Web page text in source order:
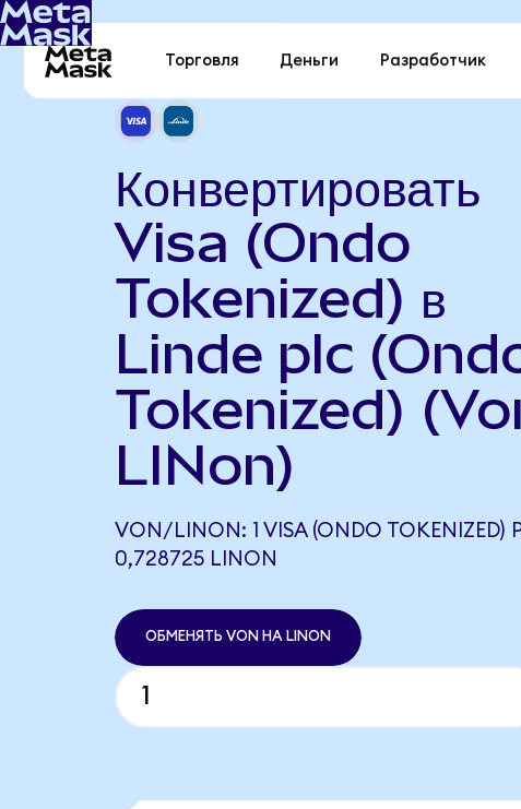
Торговля Деньги Разработчик
Конвертировать
Visa (Ondo
Tokenized) в
Linde plc
Tokenized)
LINon)
VON/LINON: 1 VISA (ONDO
0,728725 LINON
ОБМЕНЯТЬ VON НА LINON